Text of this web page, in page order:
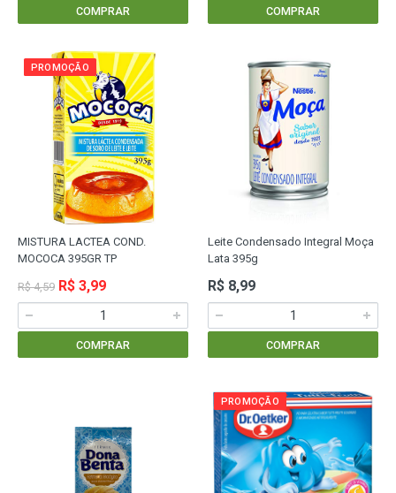
COMPRAR COMPRAR
PROMOÇÃO
MISTURA LACTEA COND.
MOCOCA 395GR TP
R$ 4,59 R$ 3,99
COMPRAR
Leite Condensado Integral Moça
Lata 395g
R$ 8,99
COMPRAR
PROMOÇÃO